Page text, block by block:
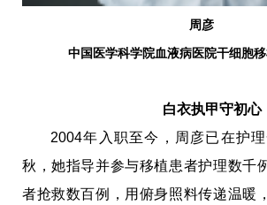
周彦
中国医学科学院血液病医院干细胞
白衣执甲守初心
2004年入职至今，周彦已在护
秋，她指导并参与移植患者护理数千
者抢救数百例，用俯身照料传递温暖